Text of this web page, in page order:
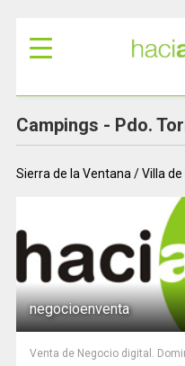
Campings - Pdo.
Sierra de la Ventana / Villa
negocioenventa
Venta de Negocio digital.